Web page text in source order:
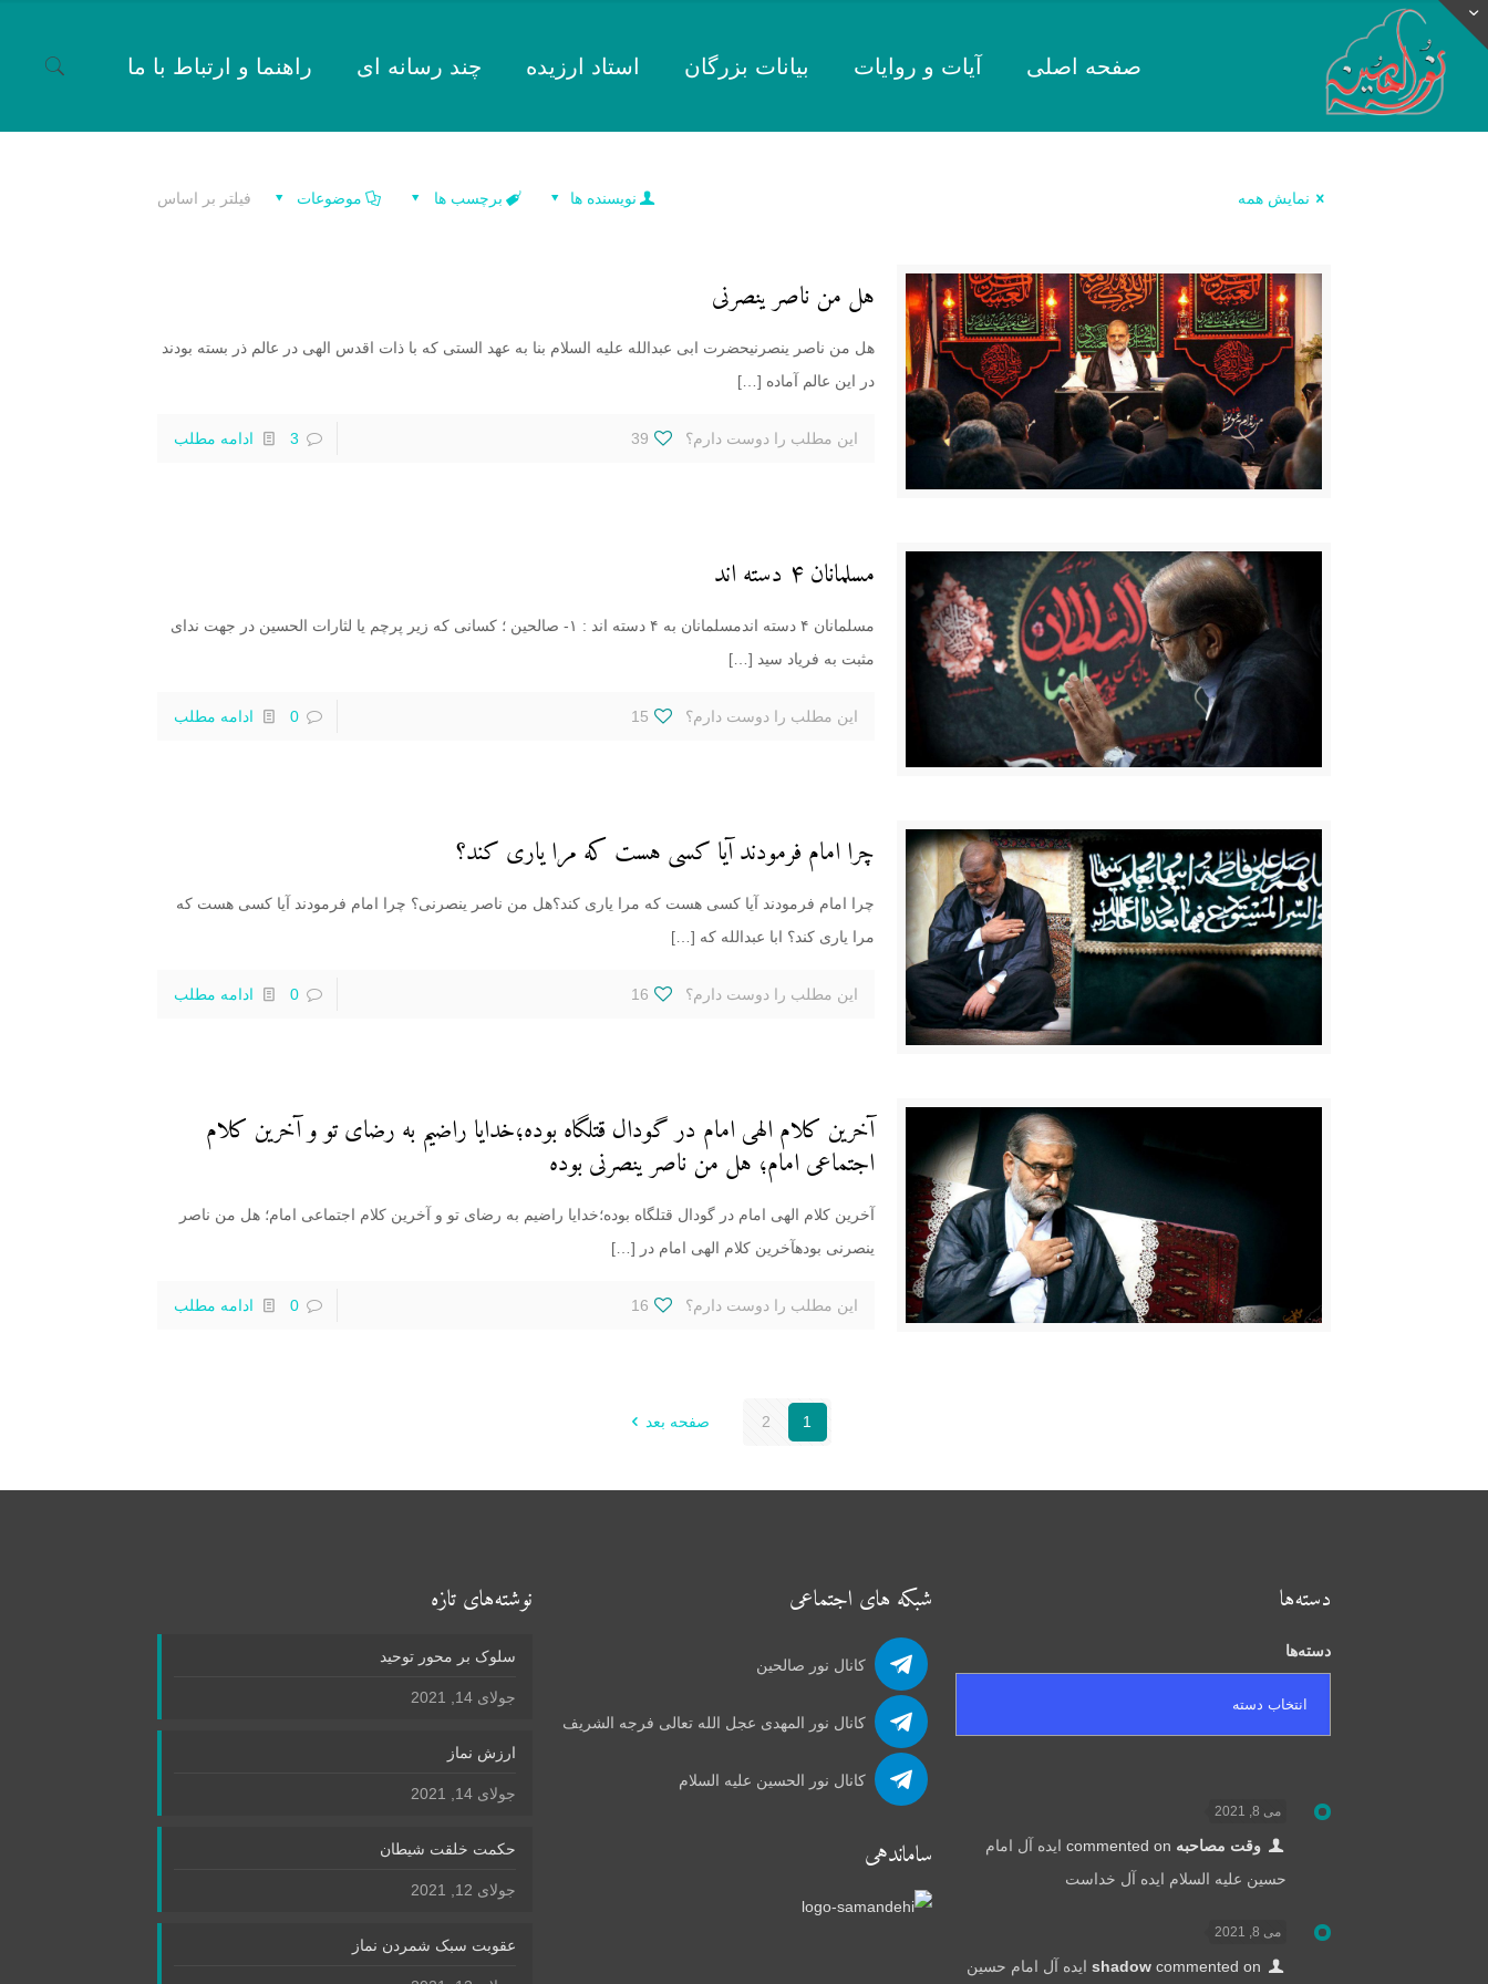
صفحه اصلی آیات و روایات بیانات بزرگان استاد ارزیده چند رسانه ای راهنما و ارتباط با ما
فیلتر بر اساس موضوعات برچسب ها نویسنده ها نمایش همه
هل من ناصر ینصرنی
هل من ناصر ینصرنیحضرت ابی عبدالله علیه السلام بنا به عهد الستی که با ذات اقدس الهی در عالم ذر بسته بودند
در این عالم آماده […]
این مطلب را دوست دارم؟ 39
3 ادامه مطلب
مسلمانان ۴ دسته اند
مسلمانان ۴ دسته اندمسلمانان به ۴ دسته اند : ۱- صالحین ؛ کسانی که زیر پرچم یا لثارات الحسین در جهت ندای
مثبت به فریاد سید […]
این مطلب را دوست دارم؟ 15
0 ادامه مطلب
چرا امام فرمودند آیا کسی هست که مرا یاری کند؟
چرا امام فرمودند آیا کسی هست که مرا یاری کند؟هل من ناصر ینصرنی؟ چرا امام فرمودند آیا کسی هست که
مرا یاری کند؟ ابا عبدالله که […]
این مطلب را دوست دارم؟ 16
0 ادامه مطلب
آخرین کلام الهی امام در گودال قتلگاه بوده؛خدایا راضیم به رضای تو و آخرین کلام
اجتماعی امام؛ هل من ناصر ینصرنی بوده
آخرین کلام الهی امام در گودال قتلگاه بوده؛خدایا راضیم به رضای تو و آخرین کلام اجتماعی امام؛ هل من ناصر
ینصرنی بودهآخرین کلام الهی امام در […]
این مطلب را دوست دارم؟ 16
0 ادامه مطلب
1
2 صفحه بعد
دسته‌ها
دسته‌ها
می 8, 2021
وقت مصاحبه
ایده آل امام
حسین علیه السلام ایده آل خداست
می 8, 2021
shadowcommented on ایده آل امام حسین
شبکه های اجتماعی
کانال نور صالحین
کانال نور المهدی عجل الله تعالی فرجه الشریف
کانال نور الحسین علیه السلام
ساماندهی
نوشته‌های تازه
سلوک بر محور توحید
جولای 14, 2021
ارزش نماز
جولای 14, 2021
حکمت خلقت شیطان
جولای 12, 2021
عقوبت سبک شمردن نماز